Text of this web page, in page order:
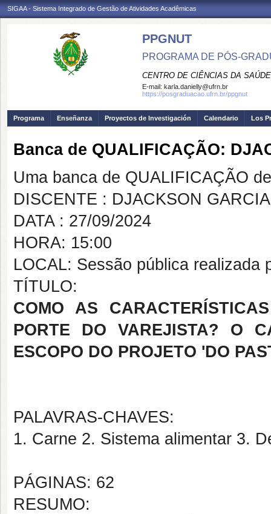
SIGAA - Sistema Integrado de Gestão de Atividades Acadêmicas
PPGNUT
PROGRAMA DE PÓS-
CENTRO DE CIÊNCIAS DA SAÚDE
E-mail: karla.danielly@ufrn.br
https://posgraduacao.ufrn.br/ppgnut
Programa Enseñanza Proyectos de Investigación Calendario Los
Banca de QUALIFICAÇÃO:
Uma banca de QUALIFICAÇÃO
DISCENTE : DJACKSON
DATA : 27/09/2024
HORA: 15:00
LOCAL: Sessão pública realizada
TÍTULO:
COMO AS
PORTE DO VAREJISTA? O
ESCOPO DO PROJETO 'DO
PALAVRAS-CHAVES:
1. Carne 2. Sistema alimentar 3.
PÁGINAS: 62
RESUMO: